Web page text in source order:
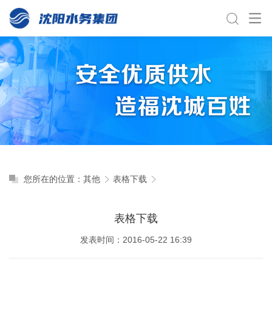
您所在的位置： 其他 表格下载
表格下载
发表时间：2016-05-22 16:39